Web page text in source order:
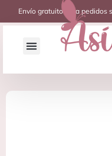
Envío gratuito para pedidos